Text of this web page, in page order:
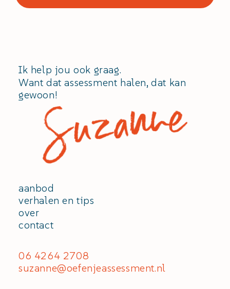
Ik help jou ook graag.
Want dat assessment halen, dat kan
gewoon!
aanbod
verhalen en tips
over
contact
06 4264 2708
suzanne@oefenjeassessment.nl